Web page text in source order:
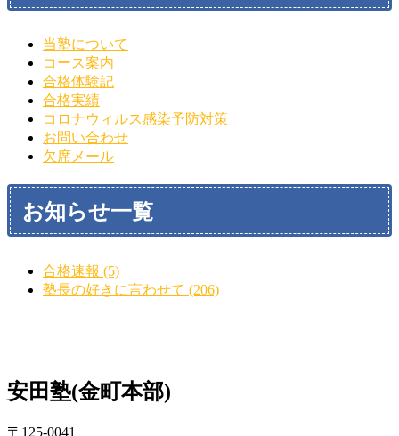
当塾について
コース案内
合格体験記
合格実績
コロナウィルス感染予防対策
お問い合わせ
欠席メール
お知らせ一覧
合格速報 (5)
塾長の好きに言わせて (206)
安田塾(金町本部)
〒125-0041